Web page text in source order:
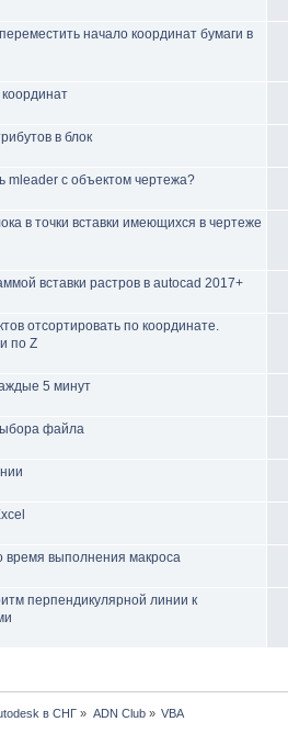
начало координат бумаги в
в блок
mleader с объектом чертежа?
в точки вставки имеющихся в чертеже
вставки растров в autocad 2017+
отсортировать по координате.
по Z
5 минут
файла
время выполнения макроса
перпендикулярной линии к
в СНГ » ADN Club» VBA